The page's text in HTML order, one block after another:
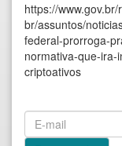
https://
br/assuntos/
federal-prorroga-
normativa-que-ira-
criptoativos